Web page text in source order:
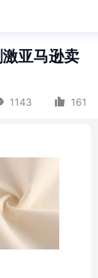
亚马逊卖
1143 161